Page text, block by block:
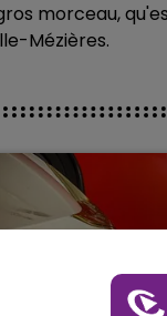
LA RADIO POP
morceau,
Mézières.